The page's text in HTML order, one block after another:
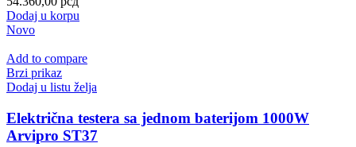
Dodaj u korpu
Novo
Add to compare
Brzi prikaz
Dodaj u listu želja
Električna testera sa jednom baterijom 1000W
Arvipro ST37